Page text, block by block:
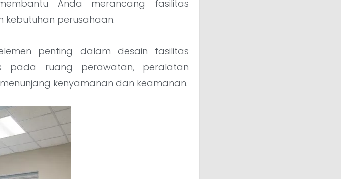
Anda merancang fasilitas
kebutuhan perusahaan.
penting dalam desain fasilitas
pada ruang perawatan, peralatan
kenyamanan dan keamanan.